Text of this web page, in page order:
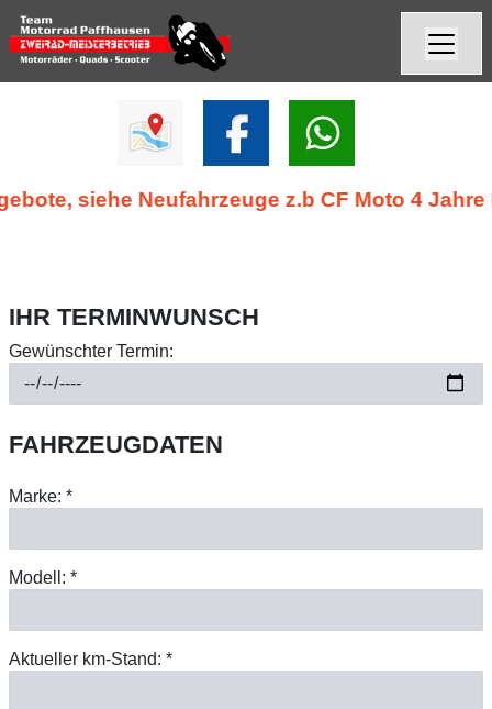
siehe Neufahrzeuge z.b CF Moto 4 Jahre
IHR TERMINWUNSCH
Gewünschter Termin:
FAHRZEUGDATEN
Marke: *
Modell: *
Aktueller km-Stand: *